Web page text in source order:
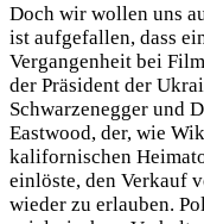
Doch wir wollen uns
ist aufgefallen, dass
Vergangenheit bei
der Präsident der
Schwarzenegger und
Eastwood, der, wie
kalifornischen
einlöste, den Verkauf
wieder zu erlauben.